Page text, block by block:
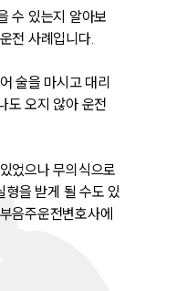
수 있는지 알아보
전 사례입니다.
술을 마시고 대리
도 오지 않아 운전
었으나 무의식으로
형을 받게 될 수도 있
음주운전변호사에